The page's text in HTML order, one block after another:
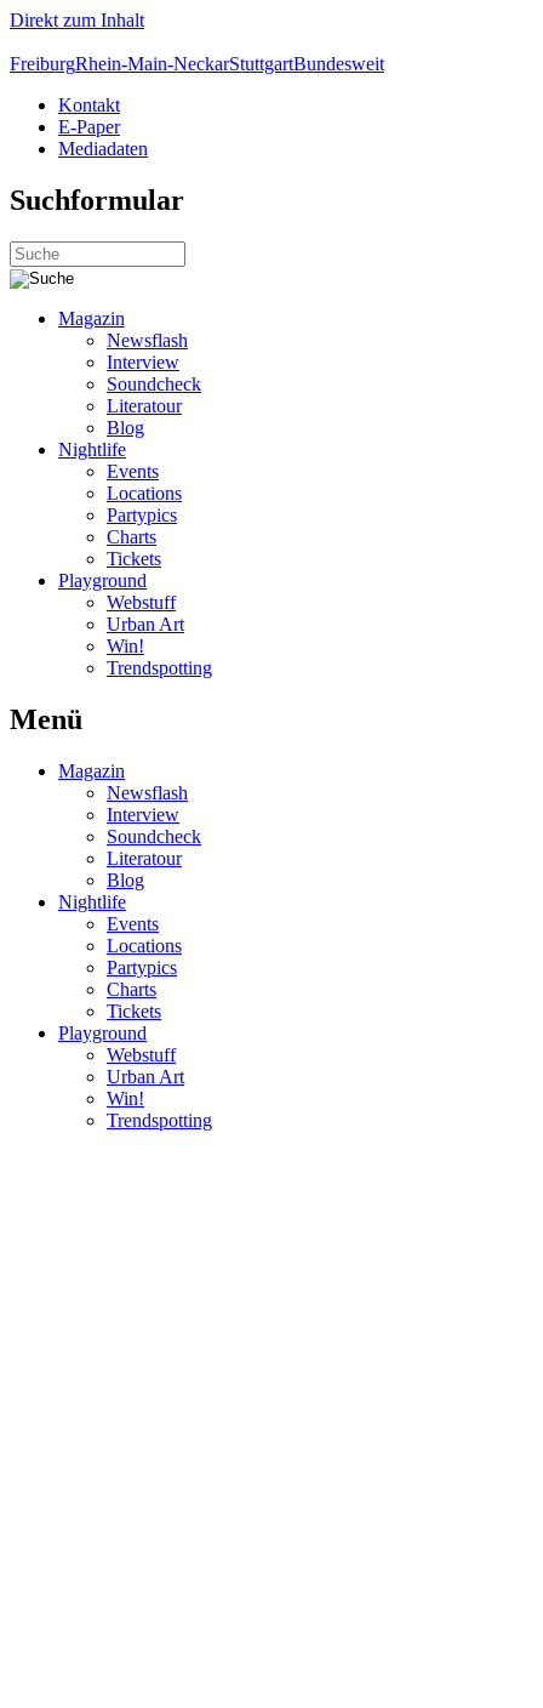
Direkt zum Inhalt
FreiburgRhein-Main-NeckarStuttgartBundesweit
Kontakt
E-Paper
Mediadaten
Suchformular
Magazin
Newsflash
Interview
Soundcheck
Literatour
Blog
Nightlife
Events
Locations
Partypics
Charts
Tickets
Playground
Webstuff
Urban Art
Win!
Trendspotting
Menü
Magazin
Newsflash
Interview
Soundcheck
Literatour
Blog
Nightlife
Events
Locations
Partypics
Charts
Tickets
Playground
Webstuff
Urban Art
Win!
Trendspotting